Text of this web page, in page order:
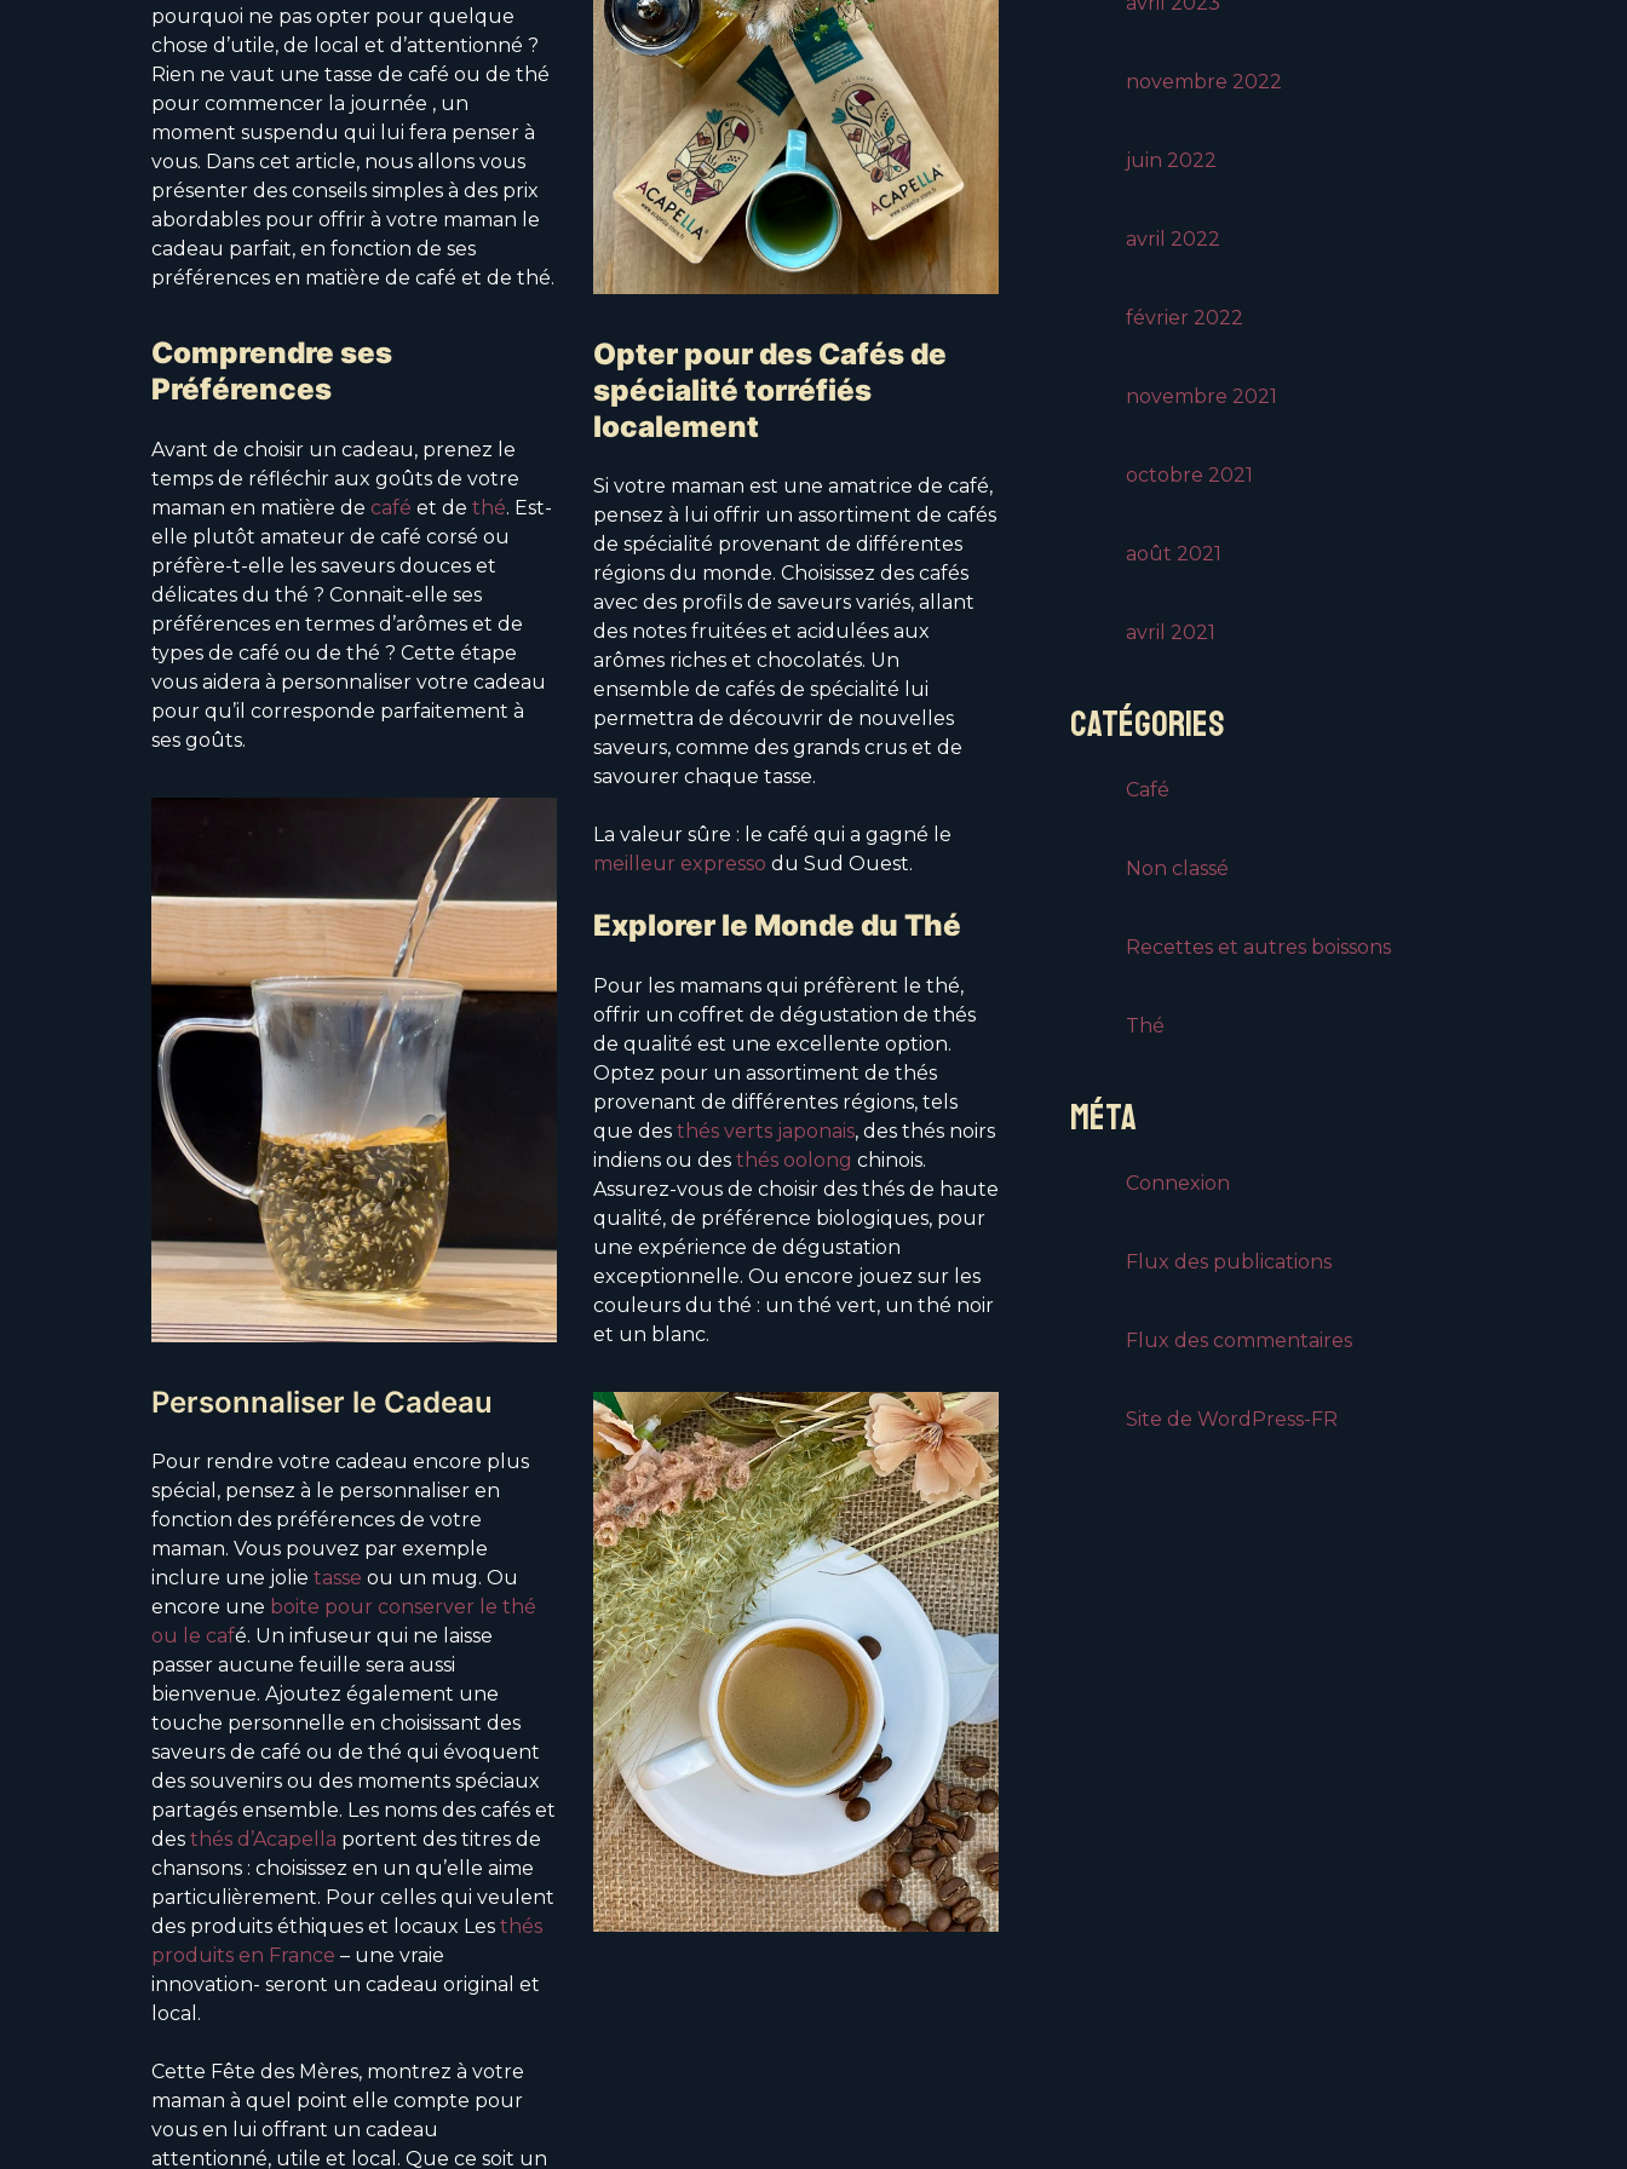
pourquoi ne pas opter pour quelque
chose d’utile, de local et d’attentionné ?
Rien ne vaut une tasse de café ou de thé
pour commencer la journée , un
moment suspendu qui lui fera penser à
vous. Dans cet article, nous allons vous
présenter des conseils simples à des prix
abordables pour offrir à votre maman le
cadeau parfait, en fonction de ses
préférences en matière de café et de thé.
Comprendre ses
Préférences
Avant de choisir un cadeau, prenez le
temps de réfléchir aux goûts de votre
maman en matière de café et de thé. Est-
elle plutôt amateur de café corsé ou
préfère-t-elle les saveurs douces et
délicates du thé ? Connait-elle ses
préférences en termes d’arômes et de
types de café ou de thé ? Cette étape
vous aidera à personnaliser votre cadeau
pour qu’il corresponde parfaitement à
ses goûts.
Personnaliser le Cadeau
Pour rendre votre cadeau encore plus
spécial, pensez à le personnaliser en
fonction des préférences de votre
maman. Vous pouvez par exemple
inclure une jolie tasse ou un mug. Ou
encore une boite pour conserver le thé
ou le café. Un infuseur qui ne laisse
passer aucune feuille sera aussi
bienvenue. Ajoutez également une
touche personnelle en choisissant des
saveurs de café ou de thé qui évoquent
des souvenirs ou des moments spéciaux
partagés ensemble. Les noms des cafés et
des thés d’Acapella portent des titres de
chansons : choisissez en un qu’elle aime
particulièrement. Pour celles qui veulent
des produits éthiques et locaux Les thés
produits en France – une vraie
innovation- seront un cadeau original et
local.
Cette Fête des Mères, montrez à votre
maman à quel point elle compte pour
vous en lui offrant un cadeau
attentionné, utile et local. Que ce soit un
Opter pour des Cafés de
spécialité torréfiés
localement
Si votre maman est une amatrice de café,
pensez à lui offrir un assortiment de cafés
de spécialité provenant de différentes
régions du monde. Choisissez des cafés
avec des profils de saveurs variés, allant
des notes fruitées et acidulées aux
arômes riches et chocolatés. Un
ensemble de cafés de spécialité lui
permettra de découvrir de nouvelles
saveurs, comme des grands crus et de
savourer chaque tasse.
La valeur sûre : le café qui a gagné le
meilleur expresso du Sud Ouest.
Explorer le Monde du Thé
Pour les mamans qui préfèrent le thé,
offrir un coffret de dégustation de thés
de qualité est une excellente option.
Optez pour un assortiment de thés
provenant de différentes régions, tels
que des thés verts japonais, des thés noirs
indiens ou des thés oolong chinois.
Assurez-vous de choisir des thés de haute
qualité, de préférence biologiques, pour
une expérience de dégustation
exceptionnelle. Ou encore jouez sur les
couleurs du thé : un thé vert, un thé noir
et un blanc.
novembre 2022
juin 2022
avril 2022
février 2022
novembre 2021
octobre 2021
août 2021
avril 2021
CATÉGORIES
Café
Non classé
Recettes et autres boissons
Thé
MÉTA
Connexion
Flux des publications
Flux des commentaires
Site de WordPress-FR